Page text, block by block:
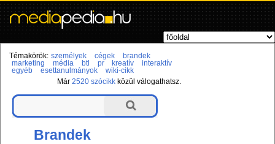
Témakörök: személyek cégek
brandek
marketing
média btl pr kreatív
interaktív
egyéb
esettanulmányok
wiki-cikk
Már2520 szócikk közül válogathatsz.
Brandek